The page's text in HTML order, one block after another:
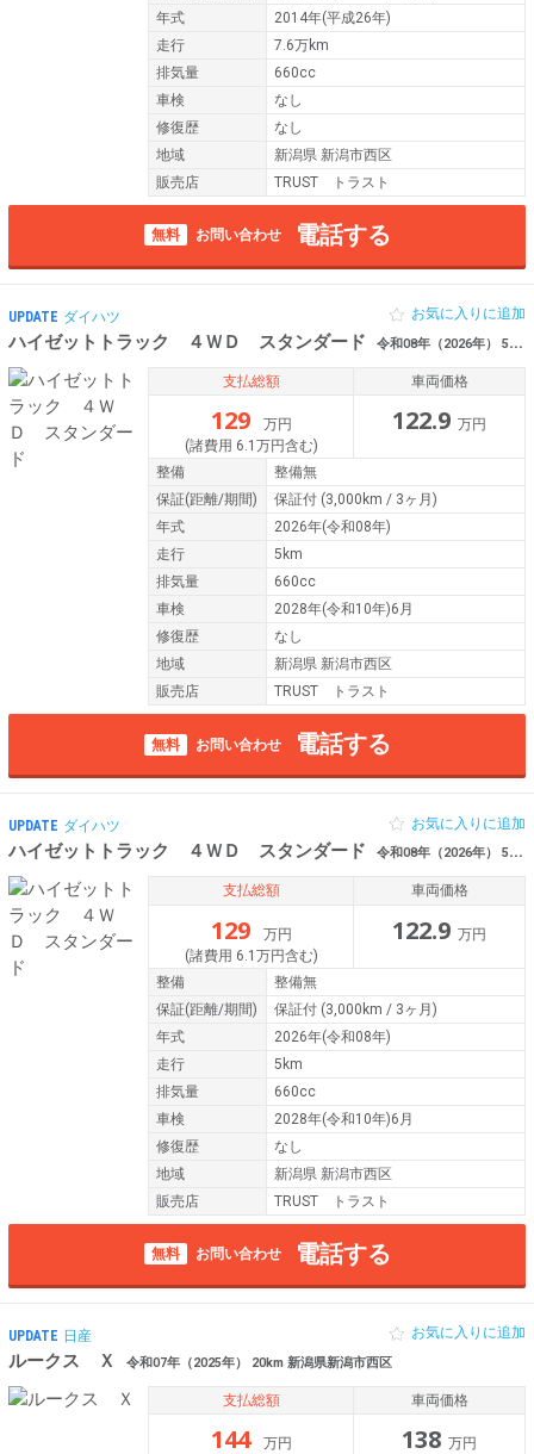
年式
2014年(平成26年)
走行
7.6万km
排気量
660cc
車検
なし
修復歴
なし
地域
新潟県 新潟市西区
販売店
TRUST トラスト
無料 お問い合わせ 電話する
UPDATE ダイハツ
ハイゼットトラック ４ＷＤ スタンダード 令和08年（2026年） 5km 新潟県新潟市西区
お気に入りに追加
支払総額
129
万円
(諸費用 6.1万円含む)
車両価格
122.9 万円
整備
整備無
保証(距離/期間) 保証付 (3,000km / 3ヶ月)
年式
2026年(令和08年)
走行
5km
排気量
660cc
車検
2028年(令和10年)6月
修復歴
なし
地域
新潟県 新潟市西区
販売店
TRUST トラスト
無料 お問い合わせ 電話する
UPDATE ダイハツ
ハイゼットトラック ４ＷＤ スタンダード 令和08年（2026年） 5km 新潟県新潟市西区
お気に入りに追加
支払総額
129
万円
(諸費用 6.1万円含む)
車両価格
122.9 万円
整備
整備無
保証(距離/期間) 保証付 (3,000km / 3ヶ月)
年式
2026年(令和08年)
走行
5km
排気量
660cc
車検
2028年(令和10年)6月
修復歴
なし
地域
新潟県 新潟市西区
販売店
TRUST トラスト
無料 お問い合わせ 電話する
UPDATE 日産
ルークス Ｘ 令和07年（2025年） 20km 新潟県新潟市西区
お気に入りに追加
支払総額
144 万円
車両価格
138 万円